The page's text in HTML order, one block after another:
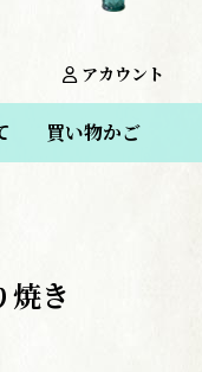
アカウント
買い物かご
焼き